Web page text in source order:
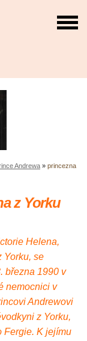
Andrewa » princezna
z Yorku
Helena,
Yorku, se
března 1990 v
nemocnici v
Andrewovi
z Yorku,
Fergie. K jejímu